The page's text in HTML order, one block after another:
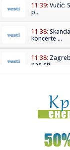
11:39: Vučić:
p...
11:38:
koncerte ...
11:38:
nas sti...
11:33:
11:33:GTA 6
ogromnu